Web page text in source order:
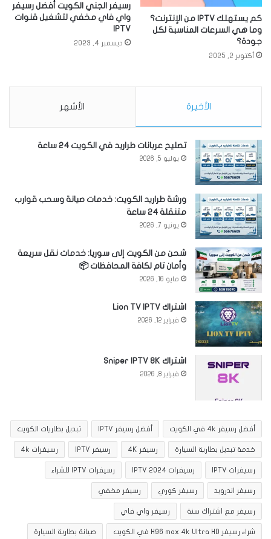
كم يستهلك IPTV من الإنترنت؟
وما هي السرعات المناسبة لكل
جودة؟
أكتوبر 2, 2025
رسيفر الجني الكويت أفضل رسيفر
واي فاي مخفي لتشغيل قنوات
IPTV
ديسمبر 4, 2023
الأخيرة الأشهر
تصليح عربانات طراريد في الكويت 24 ساعة
يوليو 5, 2026
ورشة طراريد الكويت: خدمات صيانة وسحب قوارب
متنقلة 24 ساعة
يونيو 7, 2026
شحن من الكويت إلى سوريا: خدمات نقل سريعة
وأمان تام لكافة المحافظات 📦
مايو 16, 2026
اشتراك Lion TV IPTV
فبراير 12, 2026
اشتراك Sniper IPTV 8K
فبراير 8, 2026
أفضل رسيفر 4k في الكويت أفضل رسيفر IPTV تبديل بطاريات الكويت
خدمة تبديل بطارية السيارة رسيفر 4K رسيفر IPTV رسيفرات 4k
رسيفرات IPTV رسيفرات IPTV 2024 رسيفرات IPTV للشراء
رسيفر اندرويد رسيفر كوري رسيفر مخفي
رسيفر مع اشتراك سنة رسيفر واي فاي
شراء رسيفر H96 max 4k Ultra HD في الكويت صيانة بطارية السيارة